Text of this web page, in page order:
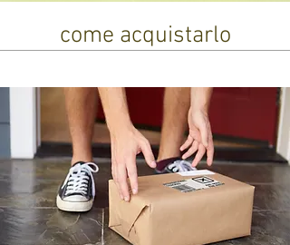
come acquistarlo